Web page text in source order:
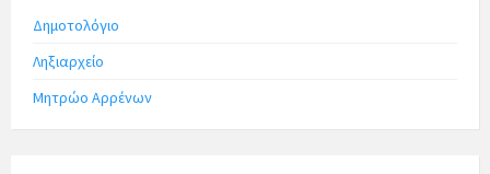
Δημοτολόγιο
Ληξιαρχείο
Μητρώο Αρρένων